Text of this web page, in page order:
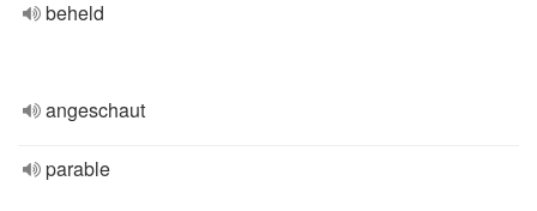
beheld
angeschaut
parable